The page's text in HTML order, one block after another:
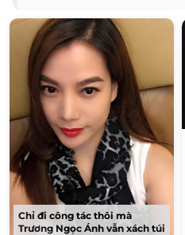
Chỉ đi công tác thôi mà
Trương Ngọc Ánh vẫn xách túi